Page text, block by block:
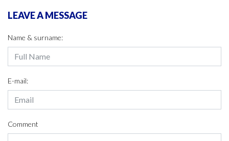
LEAVE A MESSAGE
Name & surname:
E-mail:
Comment